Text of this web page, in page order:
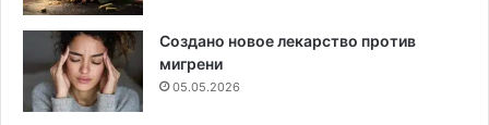
Создано новое лекарство против
мигрени
05.05.2026